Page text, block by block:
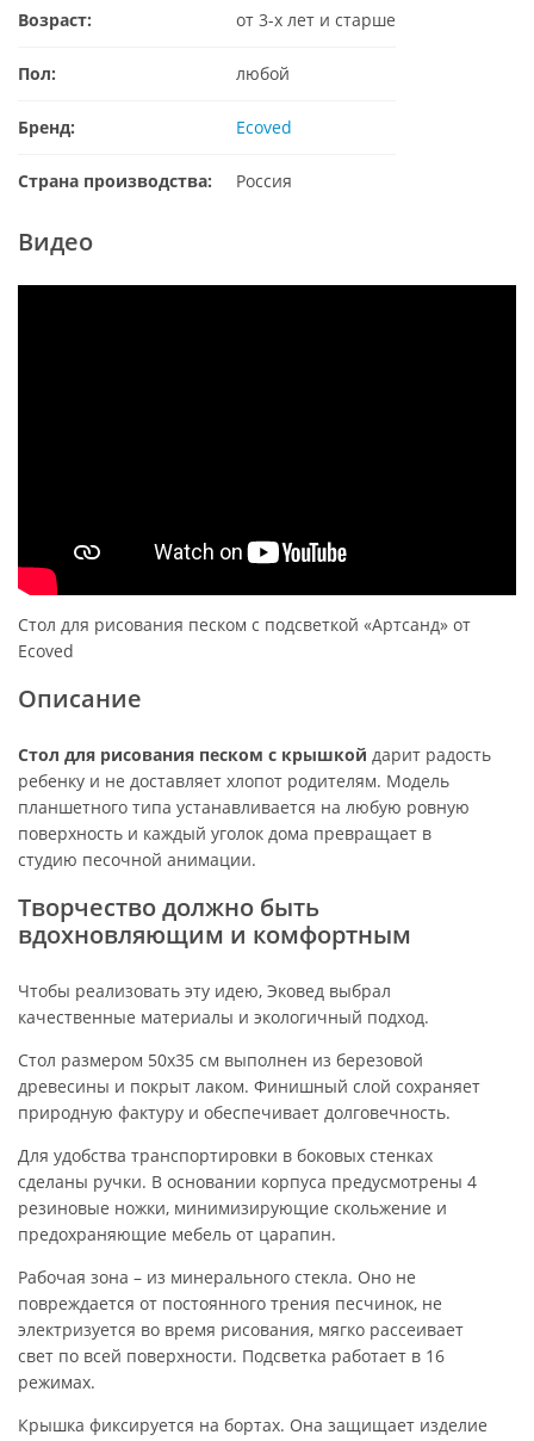
Возраст: от 3-х лет и старше
Пол: любой
Бренд: Ecoved
Страна производства: Россия
Видео
Стол для рисования песком с подсветкой «Артсанд» от
Ecoved
Описание
Стол для рисования песком с крышкой дарит радость
ребенку и не доставляет хлопот родителям. Модель
планшетного типа устанавливается на любую ровную
поверхность и каждый уголок дома превращает в
студию песочной анимации.
Творчество должно быть
вдохновляющим и комфортным
Чтобы реализовать эту идею, Эковед выбрал
качественные материалы и экологичный подход.
Стол размером 50х35 см выполнен из березовой
древесины и покрыт лаком. Финишный слой сохраняет
природную фактуру и обеспечивает долговечность.
Для удобства транспортировки в боковых стенках
сделаны ручки. В основании корпуса предусмотрены 4
резиновые ножки, минимизирующие скольжение и
предохраняющие мебель от царапин.
Рабочая зона – из минерального стекла. Оно не
повреждается от постоянного трения песчинок, не
электризуется во время рисования, мягко рассеивает
свет по всей поверхности. Подсветка работает в 16
режимах.
Крышка фиксируется на бортах. Она защищает изделие